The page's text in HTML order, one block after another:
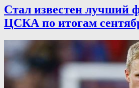
Стал известен лучший
ЦСКА по итогам